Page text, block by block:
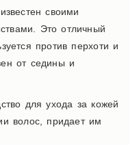
своими
Это отличный
против перхоти и
от седины и
для ухода за кожей
волос, придает им